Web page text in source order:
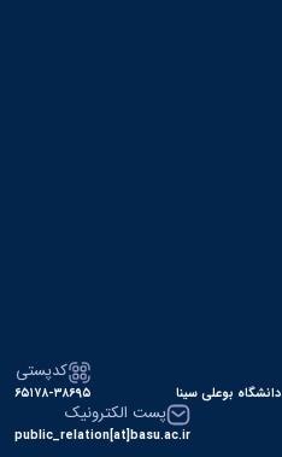
بوعلی سینا
کدپستی
۶۵۱۷۸-۳۸۶۹۵
پست الکترونیک
public_relation[at]basu.ac.ir